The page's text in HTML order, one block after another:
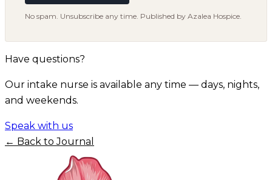
No spam. Unsubscribe any time. Published by Azalea Hospice.
Have questions?
Our intake nurse is available any time — days, nights,
and weekends.
Speak with us
← Back to Journal